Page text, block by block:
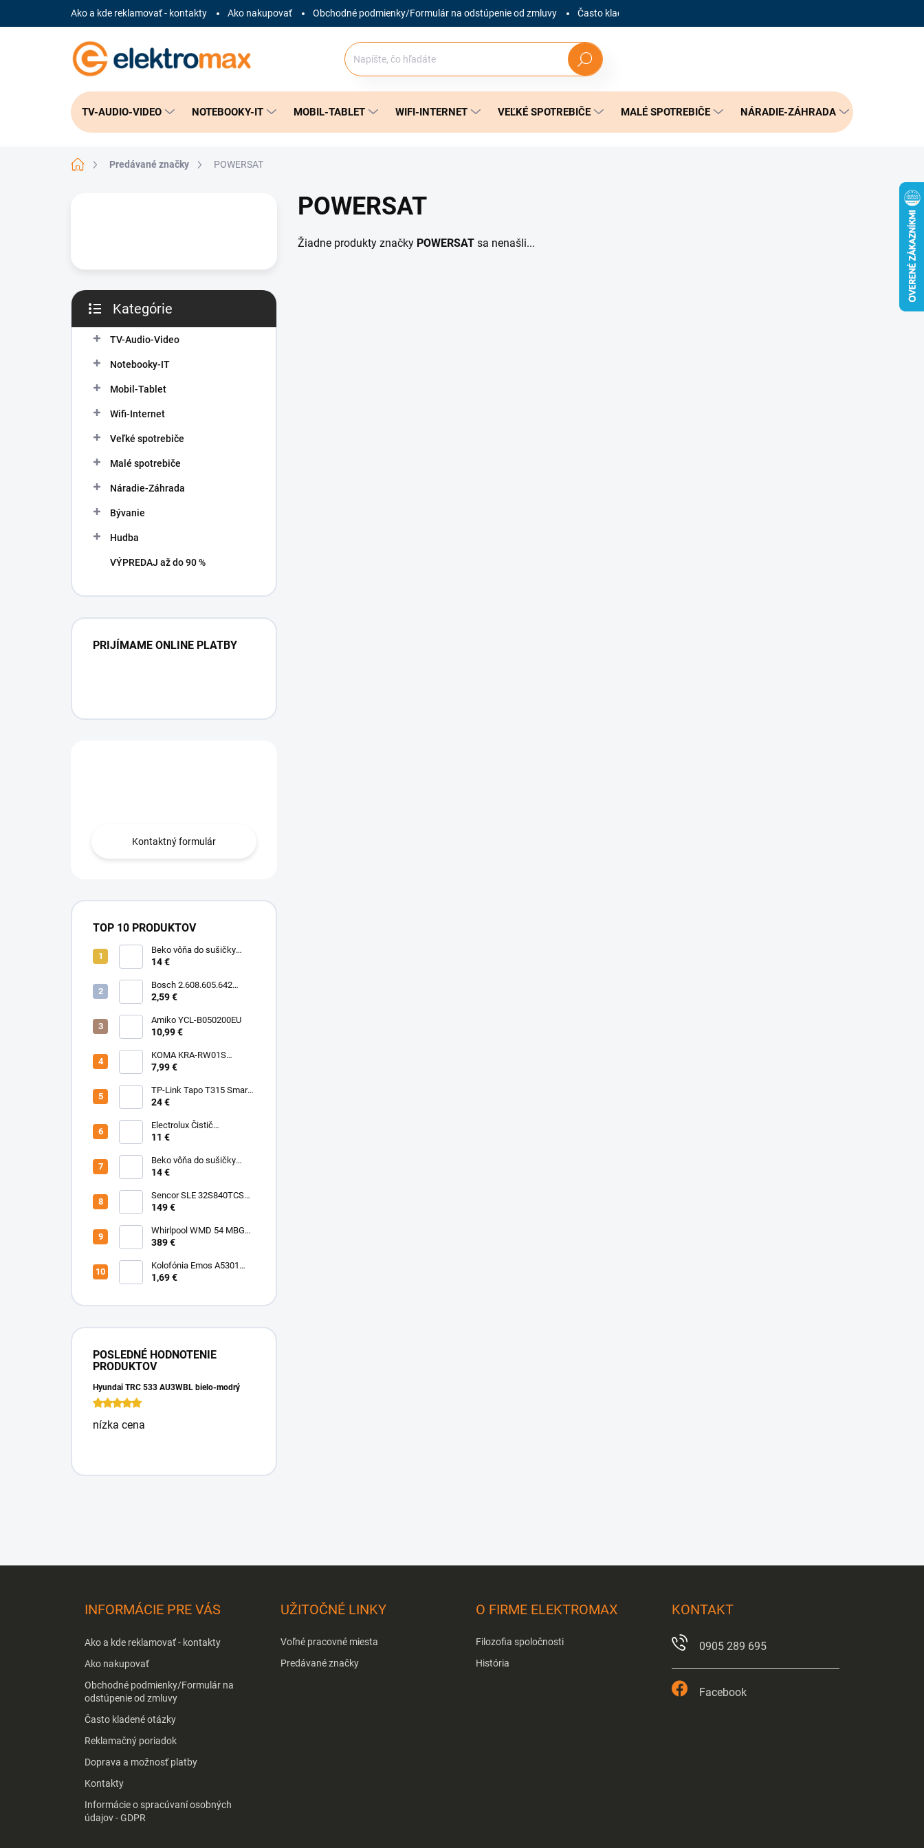
Ako a kde reklamovať - kontakty Ako nakupovať Obchodné podmienky/Formulár na odstúpenie od zmluvy Často kladené otázky
Hľadať
TV-AUDIO-VIDEO NOTEBOOKY-IT MOBIL-TABLET WIFI-INTERNET VEĽKÉ SPOTREBIČE MALÉ SPOTREBIČE NÁRADIE-ZÁHRADA
DomovPredávané značky POWERSAT
a
n
kategórie
Kategórie
TV-Audio-Video
Notebooky-IT
Mobil-Tablet
Wifi-Internet
Veľké spotrebiče
Malé spotrebiče
Náradie-Záhrada
Bývanie
Hudba
VÝPREDAJ až do 90 %
PRIJÍMAME ONLINE PLATBY
Kontaktný formulár
TOP 10 PRODUKTOV
Beko vôňa do sušičky
Floral BFFL16 Chémia
14 €
Bosch 2.608.605.642
Brúsny list C430, 5-kusové
2,59 €
Amiko YCL-B050200EU
10,99 €
KOMA KRA-RW01S
(Rowenta Ru,Rb) Sáčky
7,99 €
TP-Link Tapo T315 Smart
teplotný a vlhkostný
24 €
Electrolux Čistič
nerezových povrchov
11 €
Beko vôňa do sušičky
Fresh BFFR16 Chémia
14 €
Sencor SLE 32S840TCSB
TV
149 €
Whirlpool WMD 54 MBG
Mikrovlnka vstavaná
389 €
Kolofónia Emos A5301
16g
1,69 €
POSLEDNÉ HODNOTENIE
PRODUKTOV
Hyundai TRC 533 AU3WBL bielo-modrý
nízka cena
POWERSAT
Žiadne produkty značky POWERSAT sa nenašli...
INFORMÁCIE PRE VÁS
Ako a kde reklamovať - kontakty
Ako nakupovať
Obchodné podmienky/Formulár na
odstúpenie od zmluvy
Často kladené otázky
Reklamačný poriadok
Doprava a možnosť platby
Kontakty
Informácie o spracúvaní osobných
údajov - GDPR
UŽITOČNÉ LINKY
Voľné pracovné miesta
Predávané značky
O FIRME ELEKTROMAX
Filozofia spoločnosti
História
KONTAKT
0905 289 695
Facebook